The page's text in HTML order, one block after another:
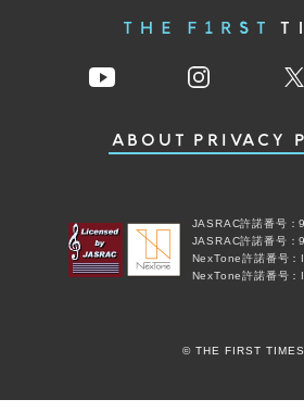
ABOUT PRIVACY
JASRAC許諾番号
JASRAC許諾番号
NexTone許諾番号
NexTone許諾番号
© THE FIRST TIMES